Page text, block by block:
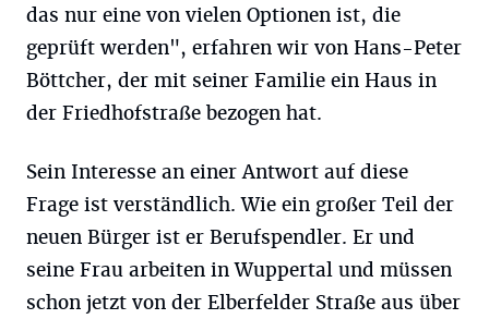
das nur eine von vielen Optionen ist, die
geprüft werden", erfahren wir von Hans-Peter
Böttcher, der mit seiner Familie ein Haus in
der Friedhofstraße bezogen hat.
Sein Interesse an einer Antwort auf diese
Frage ist verständlich. Wie ein großer Teil der
neuen Bürger ist er Berufspendler. Er und
seine Frau arbeiten in Wuppertal und müssen
schon jetzt von der Elberfelder Straße aus über